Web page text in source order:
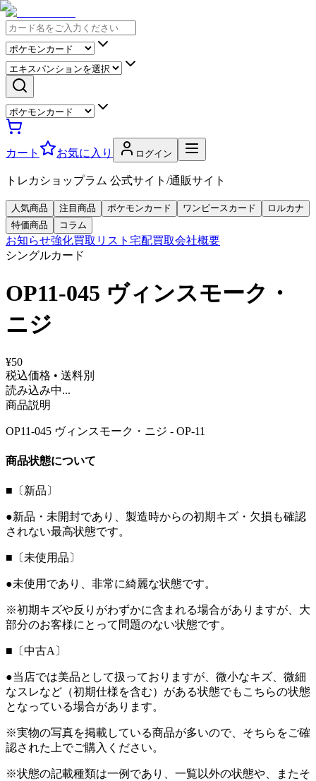
カート お気に入り ログイン
トレカショップラム 公式サイト/通販サイト
人気商品 注目商品 ポケモンカード ワンピースカード
ロルカナ
特価商品
コラム
お知らせ強化買取リスト 宅配買取会社概要
シングルカード
OP11-045 ヴィンスモーク・
ニジ
¥50
税込価格 • 送料別
読み込み中...
商品説明
OP11-045 ヴィンスモーク・ニジ - OP-11
商品状態について
■〔新品〕
●新品・未開封であり、製造時からの初期キズ・欠損も確認
されない最高状態です。
■〔未使用品〕
●未使用であり、非常に綺麗な状態です。
※初期キズや反りがわずかに含まれる場合がありますが、大
部分のお客様にとって問題のない状態です。
■〔中古A〕
●当店では美品として扱っておりますが、微小なキズ、微細
なスレなど（初期仕様を含む）がある状態でもこちらの状態
となっている場合があります。
※実物の写真を掲載している商品が多いので、そちらをご確
認された上でご購入ください。
※状態の記載種類は一例であり、一覧以外の状態や、またそ